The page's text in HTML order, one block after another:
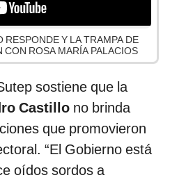
RESPONDE Y LA TRAMPA DE
CON ROSA MARÍA PALACIOS
sostiene que la
Castillo no brinda
que promovieron
“El Gobierno está
oídos sordos a